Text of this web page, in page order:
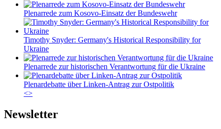
Plenarrede zum Kosovo-Einsatz der Bundeswehr
Timothy Snyder: Germany's Historical Responsibility for
Ukraine
Plenarrede zur historischen Verantwortung für die Ukraine
Plenardebatte über Linken-Antrag zur Ostpolitik
<>
Newsletter